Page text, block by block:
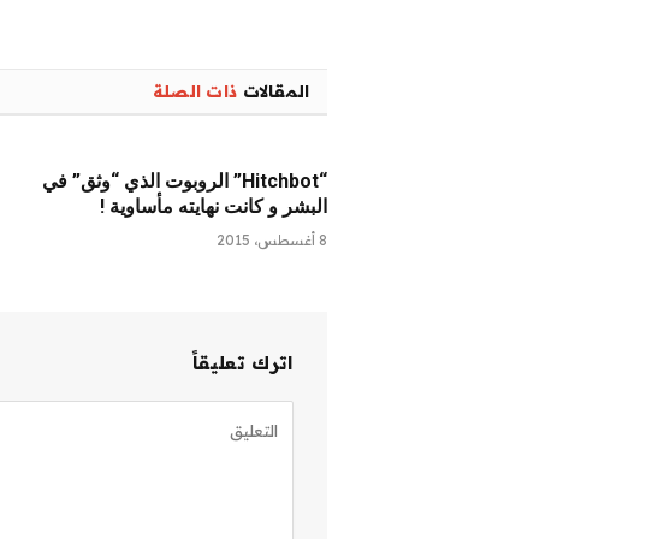
المقالات ذات الصلة
“Hitchbot” الروبوت الذي “وثق” في
البشر و كانت نهايته مأساوية !
8 أغسطس، 2015
اترك تعليقاً